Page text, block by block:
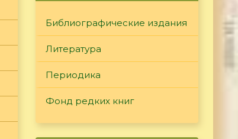
Библиографические издания
Литература
Периодика
Фонд редких книг